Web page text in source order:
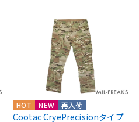
HOT NEW 再入荷
Cootac CryePrecisionタイプ